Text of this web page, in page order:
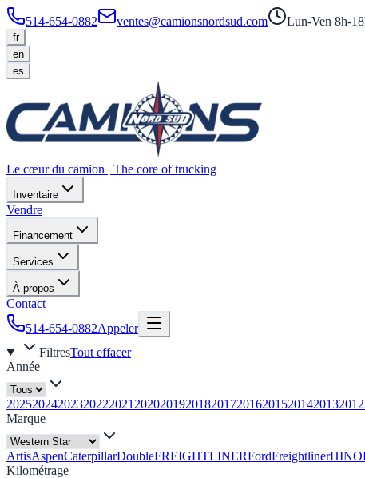
514-654-0882 ventes@camionsnordsud.com Lun-Ven 8h-
fr
en
es
Le cœur du camion | The core of trucking
Inventaire
Vendre
Financement
Services
À propos
Contact
514-654-0882Appeler
FiltresTout effacer
Année
20252024202320222021 202020192018201720162015201420132012
Marque
ArtisAspenCaterpillarDoubleFREIGHTLINERFordFreightlinerHINO
Kilométrage